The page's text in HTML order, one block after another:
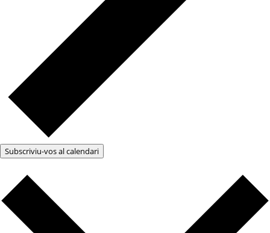
Subscriviu-vos al calendari